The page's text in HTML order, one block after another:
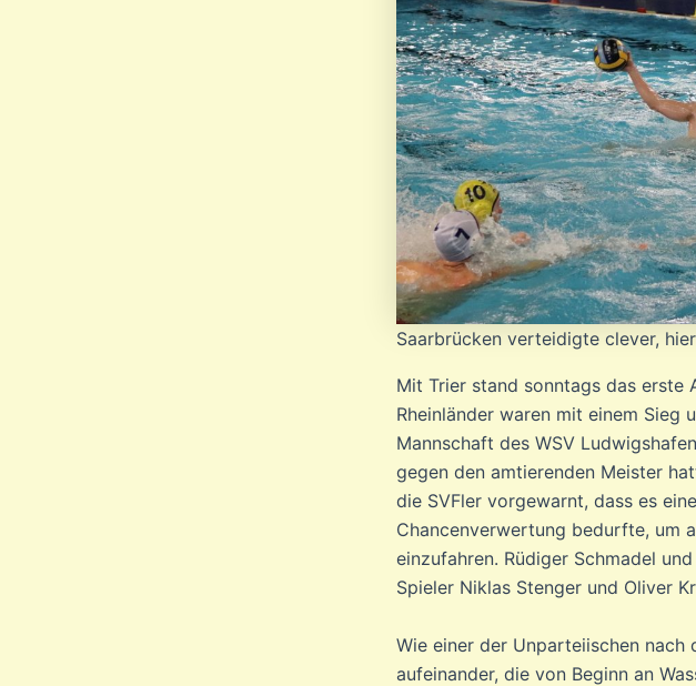
Saarbrücken verteidigte clever,
Mit Trier stand sonntags das erste
Rheinländer waren mit einem Sieg
Mannschaft des WSV
gegen den amtierenden Meister
die SVFler vorgewarnt, dass es
Chancenverwertung bedurfte, um
einzufahren. Rüdiger Schmadel
Spieler Niklas Stenger und Oliver
Wie einer der Unparteiischen
aufeinander, die von Beginn an